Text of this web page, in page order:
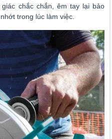
chắc chắn, êm tay lại bảo
trong lúc làm việc.